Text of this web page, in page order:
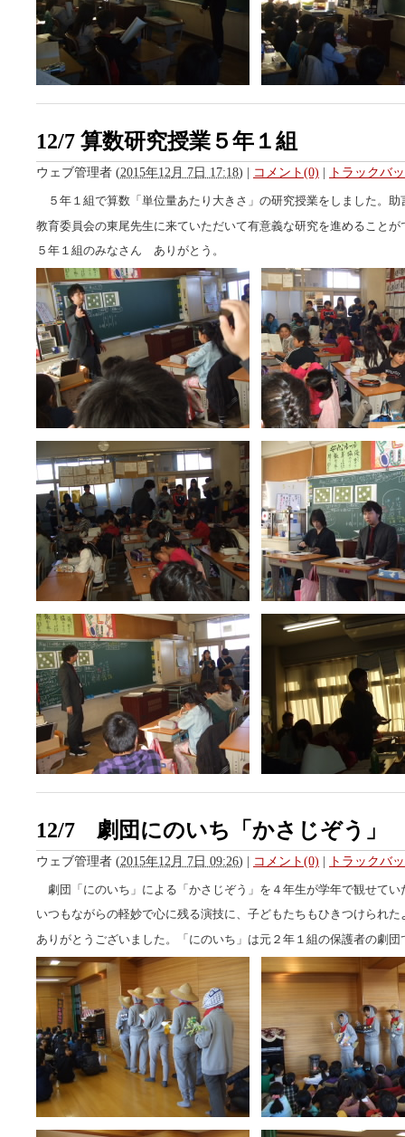
12/7 算数研究授業５年１組
ウェブ管理者 (2015年12月 7日 17:18) | コメント(0) | トラックバ
５年１組で算数「単位量あたり大きさ」の研究授業をしました。助
教育委員会の東尾先生に来ていただいて有意義な研究を進めることが
５年１組のみなさん ありがとう。
12/7 劇団にのいち「かさじぞう」
ウェブ管理者 (2015年12月 7日 09:26) | コメント(0) | トラックバ
劇団「にのいち」による「かさじぞう」を４年生が学年で観せてい
いつもながらの軽妙で心に残る演技に、子どもたちもひきつけられた
ありがとうございました。「にのいち」は元２年１組の保護者の劇団